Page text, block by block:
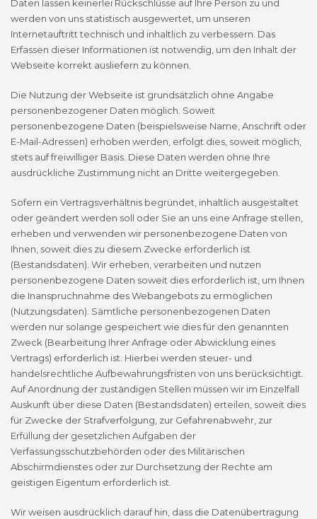
Daten lassen keinerlei Rückschlüsse auf Ihre Person zu und
werden von uns statistisch ausgewertet, um unseren
Internetauftritt technisch und inhaltlich zu verbessern. Das
Erfassen dieser Informationen ist notwendig, um den Inhalt der
Webseite korrekt ausliefern zu können.
Die Nutzung der Webseite ist grundsätzlich ohne Angabe
personenbezogener Daten möglich. Soweit
personenbezogene Daten (beispielsweise Name, Anschrift oder
E-Mail-Adressen) erhoben werden, erfolgt dies, soweit möglich,
stets auf freiwilliger Basis. Diese Daten werden ohne Ihre
ausdrückliche Zustimmung nicht an Dritte weitergegeben.
Sofern ein Vertragsverhältnis begründet, inhaltlich ausgestaltet
oder geändert werden soll oder Sie an uns eine Anfrage stellen,
erheben und verwenden wir personenbezogene Daten von
Ihnen, soweit dies zu diesem Zwecke erforderlich ist
(Bestandsdaten). Wir erheben, verarbeiten und nutzen
personenbezogene Daten soweit dies erforderlich ist, um Ihnen
die Inanspruchnahme des Webangebots zu ermöglichen
(Nutzungsdaten). Sämtliche personenbezogenen Daten
werden nur solange gespeichert wie dies für den genannten
Zweck (Bearbeitung Ihrer Anfrage oder Abwicklung eines
Vertrags) erforderlich ist. Hierbei werden steuer- und
handelsrechtliche Aufbewahrungsfristen von uns berücksichtigt.
Auf Anordnung der zuständigen Stellen müssen wir im Einzelfall
Auskunft über diese Daten (Bestandsdaten) erteilen, soweit dies
für Zwecke der Strafverfolgung, zur Gefahrenabwehr, zur
Erfüllung der gesetzlichen Aufgaben der
Verfassungsschutzbehörden oder des Militärischen
Abschirmdienstes oder zur Durchsetzung der Rechte am
geistigen Eigentum erforderlich ist.
Wir weisen ausdrücklich darauf hin, dass die Datenübertragung